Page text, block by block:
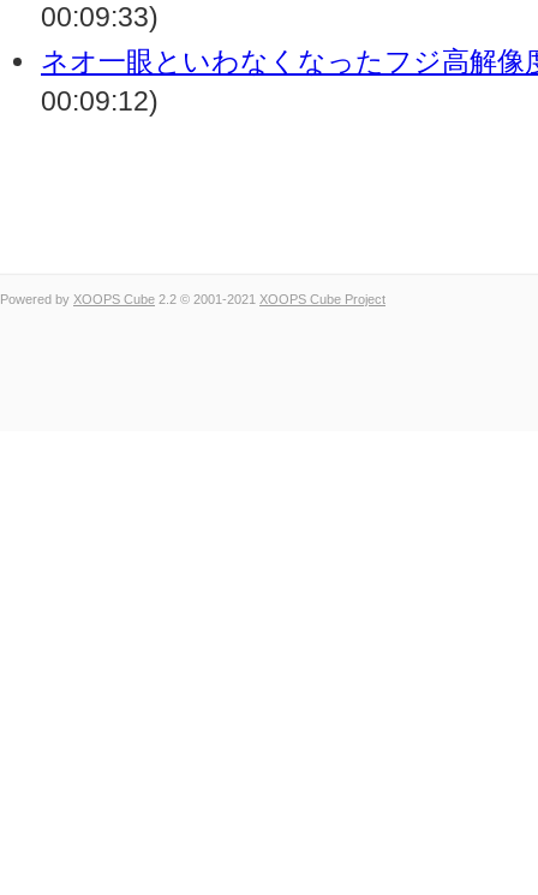
00:09:33)
ネオ一眼といわなくなったフジ高解像
00:09:12)
Powered by XOOPS Cube 2.2 © 2001-2021 XOOPS Cube Project